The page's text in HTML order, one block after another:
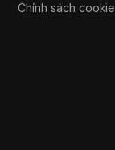
Chính sách cookie